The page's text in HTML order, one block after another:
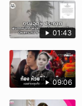
01:43
09:06